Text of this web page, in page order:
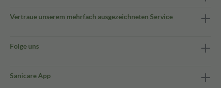
Vertraue unserem mehrfach ausgezeichneten Service
Folge uns
Sanicare App